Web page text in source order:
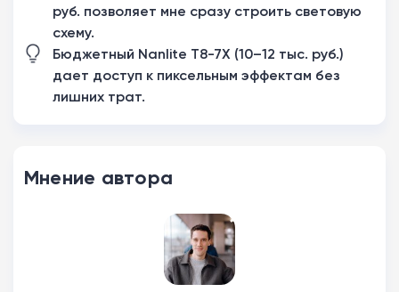
руб. позволяет мне сразу строить световую
схему.
Бюджетный Nanlite T8-7X (10–12 тыс. руб.)
дает доступ к пиксельным эффектам без
лишних трат.
Мнение автора